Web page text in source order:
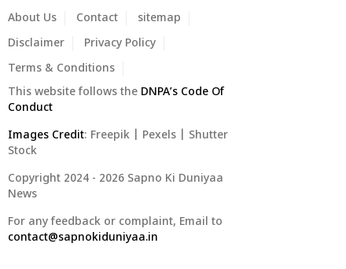
About Us Contact
sitemap
Disclaimer
Privacy Policy
Terms & Conditions
This website follows the DNPA’s Code Of
Conduct
Images Credit: Freepik Pexels| Shutter
Stock
Copyright 2024 - 2026 Sapno Ki Duniyaa
News
For any feedback or complaint, Email to
contact@sapnokiduniyaa.in